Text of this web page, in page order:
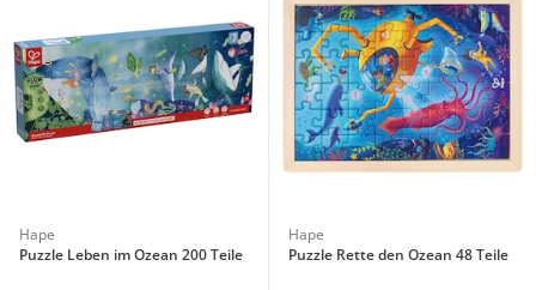
Hape
Puzzle Leben im Ozean 200 Teile
Hape
Puzzle Rette den Ozean 48 Teile